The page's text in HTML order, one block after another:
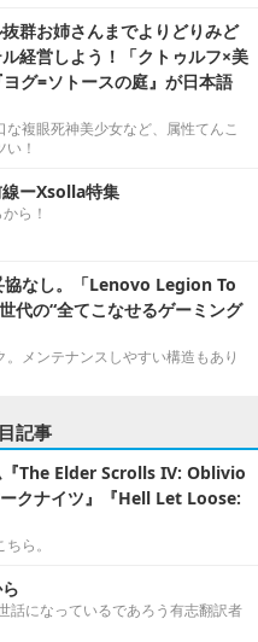
群お姉さんまでよりどりみど
経営しよう！「クトゥルフ×美
グ=ソトースの庭』が日本語
複眼死神美少女など、属性てんこ
！
ーXsolla特集
ら！
協なし。「Lenovo Legion To
の“全てこなせるゲーミング
メンテナンスしやすい構造もあり
記事
『The Elder Scrolls IV: Oblivio
クナイツ』『Hell Let Loose:
ら。
話になっているであろう有志翻訳者